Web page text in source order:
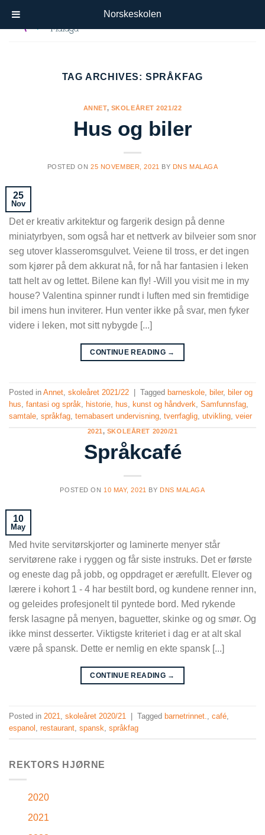
TAG ARCHIVES: SPRÅKFAG
ANNET, SKOLEÅRET 2021/22
Hus og biler
POSTED ON25 NOVEMBER, 2021 BY DNS MALAGA
25
Nov
Det er kreativ arkitektur og fargerik design på denne
miniatyrbyen, som også har et nettverk av bilveier som snor
seg utover klasseromsgulvet. Veiene til tross, er det ingen
som kjører på dem akkurat nå, for nå har fantasien i leken
tatt helt av og lettet. Bilene kan fly! -Will you visit me in my
house? Valentina spinner rundt i luften med sin fremtidige
bil imens hun inviterer. Hun venter ikke på svar, men fyker
videre i leken, mot sitt nybygde [...]
CONTINUE READING →
Posted in Annet, skoleåret 2021/22 Tagged barneskole, biler, biler og
hus, fantasi og språk, historie, hus, kunst og håndverk, Samfunnsfag,
samtale, språkfag, temabasert undervisning, tverrfaglig, utvikling, veier
2021, SKOLEÅRET 2020/21
Språkcafé
POSTED ON 10 MAY, 2021 BY DNS MALAGA
10
May
Med hvite servitørskjorter og laminerte menyer står
servitørene rake i ryggen og får siste instruks. Det er første
og eneste dag på jobb, og oppdraget er ærefullt. Elever og
lærere i kohort 1 - 4 har bestilt bord, og kundene renner inn,
og geleides profesjonelt til pyntede bord. Med rykende
fersk lasagne på menyen, baguetter, skinke og og smør. Og
ikke minst desserter. Viktigste kriteriet i dag er at alt skal
være på spansk. Dette er nemlig en ekte spansk [...]
CONTINUE READING →
Posted in 2021 skoleåret 2020/21 | Tagged barnetrinnet. café
espanol restaurant spansk språkfag
REKTORS HJØRNE
2020
2021
Norskeskolen